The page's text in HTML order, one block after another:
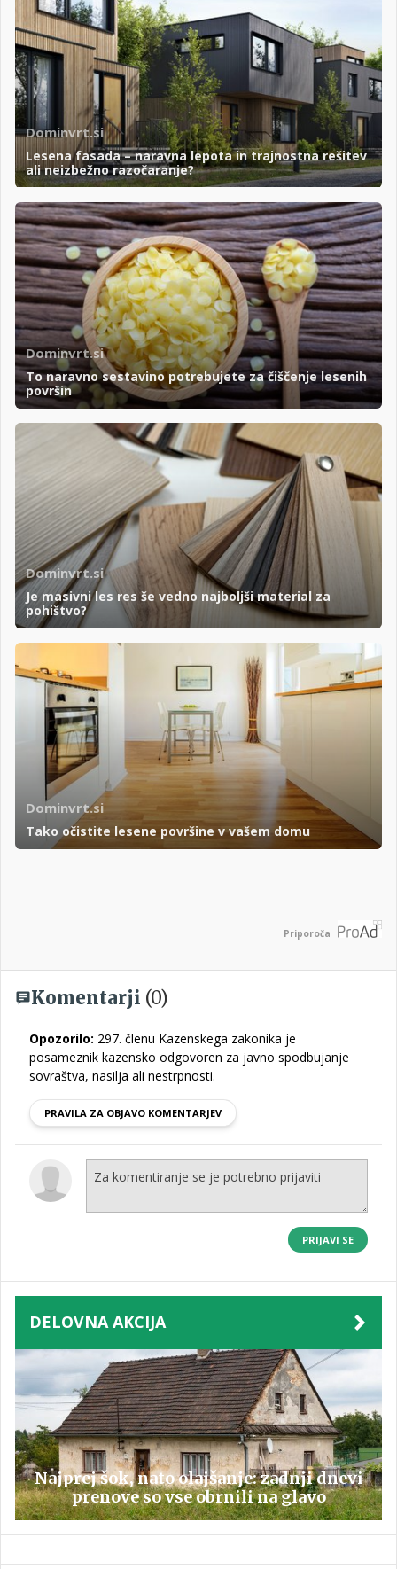
Dominvrt.si
Lesena fasada – naravna lepota in trajnostna rešitev
ali neizbežno razočaranje?
Dominvrt.si
To naravno sestavino potrebujete za čiščenje lesenih
površin
Dominvrt.si
Je masivni les res še vedno najboljši material za
pohištvo?
Dominvrt.si
Tako očistite lesene površine v vašem domu
Priporoča
Komentarji (0)
Opozorilo: 297. členu Kazenskega zakonika je
posameznik kazensko odgovoren za javno spodbujanje
sovraštva, nasilja ali nestrpnosti.
PRAVILA ZA OBJAVO KOMENTARJEV
PRIJAVI SE
DELOVNA AKCIJA
Najprej šok, nato olajšanje: zadnji dnevi
prenove so vse obrnili na glavo